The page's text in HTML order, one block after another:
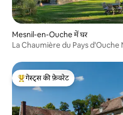
Mesnil-en-Ouche में घर
La Chaumière du Pays d'Ouche
गेस्ट्स का टॉप फ़ेवरेट
गेस्ट्स की फ़ेवरेट